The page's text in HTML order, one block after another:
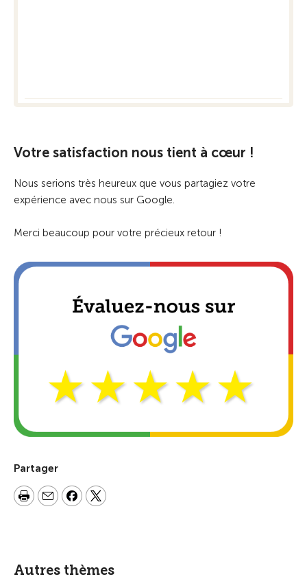
Votre satisfaction nous tient à cœur !
Nous serions très heureux que vous partagiez votre
expérience avec nous sur Google.
Merci beaucoup pour votre précieux retour !
Partager
Autres thèmes